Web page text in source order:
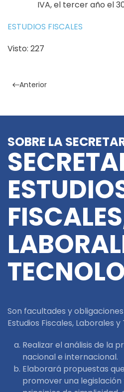
IVA, el tercer año el
ESTUDIOS FISCALES
Visto: 227
Anterior
SOBRE LA
Son facultades y
Estudios Fiscales, Laborales
Realizar el análisis de la
nacional e internacional.
Elaborará propuestas
promover una